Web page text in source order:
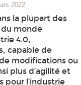
2022
la plupart des
monde
4.0,
capable de
modifications ou
plus d’agilité et
pour l’industrie